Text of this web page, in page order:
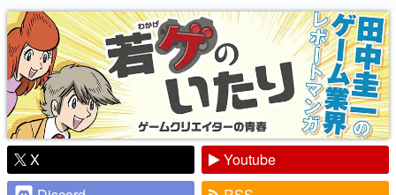
り】
X
Youtube